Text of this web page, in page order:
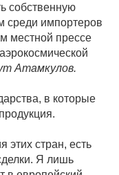
собственную
среди импортеров
местной прессе
Атамкулов.
в которые
этих стран, есть
Я лишь